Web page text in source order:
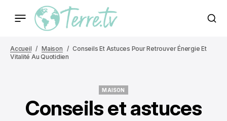
Accueil Maison
Conseils Et Astuces Pour Retrouver Énergie Et
Vitalité Au Quotidien
MAISON
Conseils et astuces